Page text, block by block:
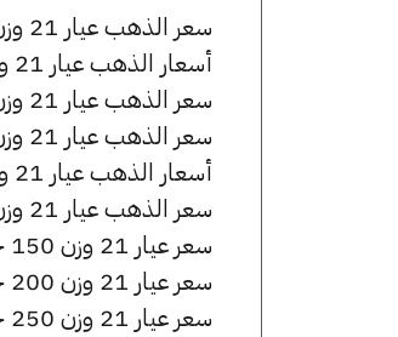
سعر الذهب عيار 21 وزن 1 جرام 5490 جنيه للشراء، وللبيع 5520 جنيه.
أسعار الذهب عيار 21 وزن 5 جرام 27450 جنيه للشراء، وللبيع 27600 جنيه.
سعر الذهب عيار 21 وزن 10 جرام 54900 جنيه للشراء، وللبيع 55200 جنيه.
سعر الذهب عيار 21 وزن 25 جرام 137250 جنيه للشراء، وللبيع 138000 جنيه.
أسعار الذهب عيار 21 وزن 50 جرام 274500 جنيه للشراء، وللبيع 276000 جنيه.
سعر الذهب عيار 21 وزن 100 جرام 549000 جنيه للشراء، وللبيع 552000 جنيه.
سعر عيار 21 وزن 150 جرام 823500 جنيه للشراء، وللبيع 828000 جنيه.
سعر عيار 21 وزن 200 جرام 1098000 جنيه للشراء، وللبيع 1104000 جنيه.
سعر عيار 21 وزن 250 جرام 1372500 جنيه للشراء، وللبيع 1380000 جنيه.